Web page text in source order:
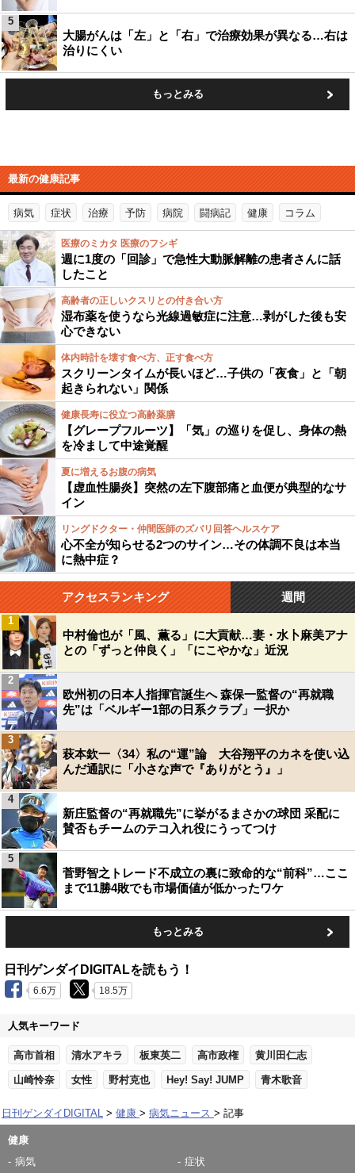
大腸がんは「左」と「右」で治療効果が異なる…右は
治りにくい
5
もっとみる
最新の健康記事
病気 症状 治療 予防 病院 闘病記 健康 コラム
医療のミカタ 医療のフシギ
週に1度の「回診」で急性大動脈解離の患者さんに話
したこと
高齢者の正しいクスリとの付き合い方
湿布薬を使うなら光線過敏症に注意…剥がした後も安
心できない
体内時計を壊す食べ方、正す食べ方
スクリーンタイムが長いほど…子供の「夜食」と「朝
起きられない」関係
健康長寿に役立つ高齢薬膳
【グレープフルーツ】「気」の巡りを促し、身体の熱
を冷まして中途覚醒
夏に増えるお腹の病気
【虚血性腸炎】突然の左下腹部痛と血便が典型的なサ
イン
リングドクター・仲間医師のズバリ回答ヘルスケア
心不全が知らせる2つのサイン…その体調不良は本当
に熱中症？
アクセスランキング 週間
中村倫也が「風、薫る」に大貢献…妻・水卜麻美アナ
との「ずっと仲良く」「にこやかな」近況
1
欧州初の日本人指揮官誕生へ 森保一監督の“再就職
先”は「ベルギー1部の日系クラブ」一択か
2
萩本欽一〈34〉私の“運”論 大谷翔平のカネを使い込
んだ通訳に「小さな声で『ありがとう』」
3
新庄監督の“再就職先”に挙がるまさかの球団 采配に
賛否もチームのテコ入れ役にうってつけ
4
菅野智之トレード不成立の裏に致命的な“前科”…ここ
まで11勝4敗でも市場価値が低かったワケ
5
もっとみる
日刊ゲンダイDIGITALを読もう！
6.6万 18.5万
人気キーワード
高市首相 清水アキラ 板東英二 高市政権 黄川田仁志
山崎怜奈 女性 野村克也 Hey! Say! JUMP 青木歌音
日刊ゲンダイDIGITAL 健康 病気ニュース 記事
健康
病気
症状